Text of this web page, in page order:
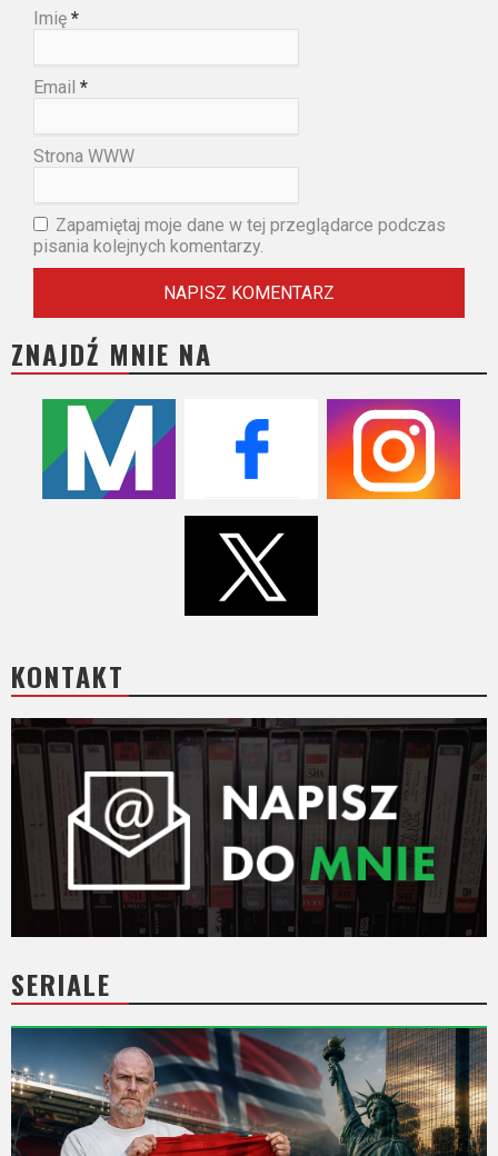
Imię *
Email *
Strona WWW
Zapamiętaj moje dane w tej przeglądarce podczas
pisania kolejnych komentarzy.
ZNAJDŹ MNIE NA
KONTAKT
SERIALE